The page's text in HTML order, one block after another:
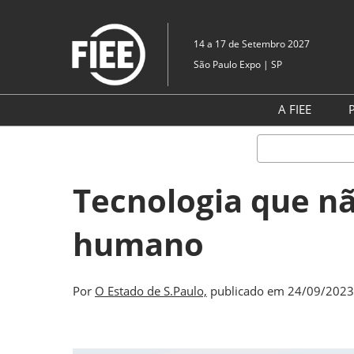
para
o
conteúdo
14 a 17 de Setembro 2027
São Paulo Expo | SP
A FIEE
Sobre a
Blog da
Galeria
bem-estar
Tecnologia que
humano
Por O Estado de S.Paulo, publicado em 24/09/2023